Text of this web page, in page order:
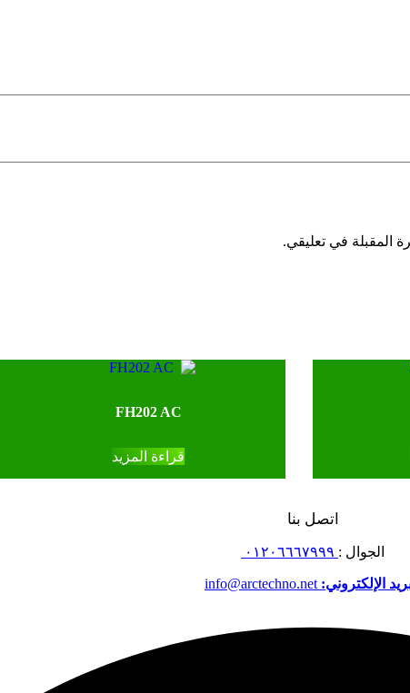
المقبلة في تعليقي.
FH202 AC
قراءة المزيد
اتصل بنا
الجوال :
الإلكتروني: info@arctechno.net